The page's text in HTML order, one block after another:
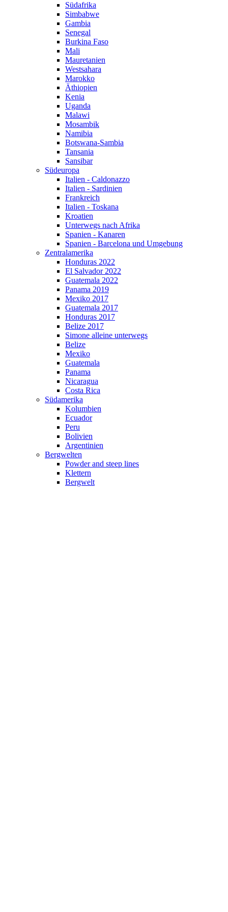
Südafrika
Simbabwe
Gambia
Senegal
Burkina Faso
Mali
Mauretanien
Westsahara
Marokko
Äthiopien
Kenia
Uganda
Malawi
Mosambik
Namibia
Botswana-Sambia
Tansania
Sansibar
Südeuropa
Italien - Caldonazzo
Italien - Sardinien
Frankreich
Italien - Toskana
Kroatien
Unterwegs nach Afrika
Spanien - Kanaren
Spanien - Barcelona und Umgebung
Zentralamerika
Honduras 2022
El Salvador 2022
Guatemala 2022
Panama 2019
Mexiko 2017
Guatemala 2017
Honduras 2017
Belize 2017
Simone alleine unterwegs
Belize
Mexiko
Guatemala
Panama
Nicaragua
Costa Rica
Südamerika
Kolumbien
Ecuador
Peru
Bolivien
Argentinien
Bergwelten
Powder and steep lines
Klettern
Bergwelt